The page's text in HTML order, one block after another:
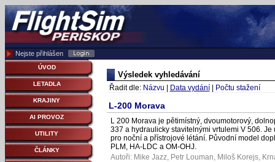
Nejste přihlášen
ÚVOD
LETADLA
KRAJINY
AI PROVOZ
UTILITY
ČLÁNKY
Výsledek vyhledávání
Řadit dle: Názvu Data vydání| Počtu stažení
L-200 Morava
L 200 Morava je pětimístný, dvoumotorový,
337 a hydraulicky stavitelnými vrtulemi V 506.
pro noční a přístrojové létání. Původní model
PLM, HA-LDC a OM-OHJ.
Autoři: Mike Jazz, Petr Louman, Miloš Korejs,